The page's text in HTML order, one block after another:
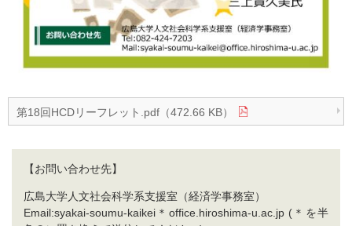
第18回HCDリーフレット.pdf（472.66 KB）
【お問い合わせ先】
広島大学人文社会科学系支援室（経済学事務室）
Email:syakai-soumu-kaikei＊office.hiroshima-u.ac.jp (＊を半